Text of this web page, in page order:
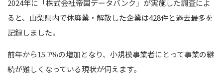
2024年に「株式会社帝国データバンク」が実施した調査によ
ると、山梨県内で休廃業・解散した企業は428件と過去最多を
記録しました。
前年から15.7％の増加となり、小規模事業者にとって事業の継
続が難しくなっている現状が伺えます。